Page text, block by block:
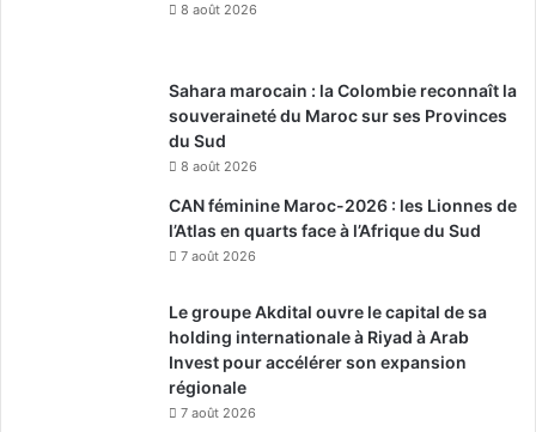
8 août 2026
Sahara marocain : la Colombie reconnaît la
souveraineté du Maroc sur ses Provinces
du Sud
8 août 2026
CAN féminine Maroc-2026 : les Lionnes de
l’Atlas en quarts face à l’Afrique du Sud
7 août 2026
Le groupe Akdital ouvre le capital de sa
holding internationale à Riyad à Arab
Invest pour accélérer son expansion
régionale
7 août 2026